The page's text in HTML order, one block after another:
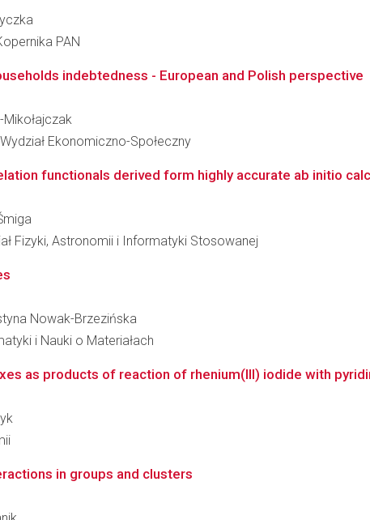
PAN
indebtedness - European and Polish perspective
Mikołajczak
Ekonomiczno-Społeczny
functionals derived form highly accurate ab initio
Fizyki, Astronomii i Informatyki Stosowanej
Nowak-Brzezińska
i Nauki o Materiałach
as products of reaction of rhenium(III) iodide with
in groups and clusters